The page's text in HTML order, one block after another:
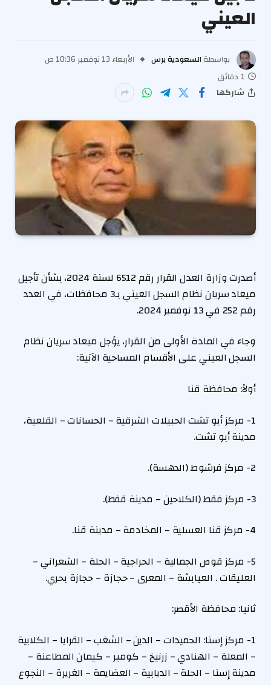
العيني
بواسطة السعودية برس
الأربعاء 13 نوفمبر 10:36 ص
1 دقائق
شاركها
أصدرت وزارة العدل القرار رقم 6512 لسنة 2024، بشأن تأجيل
ميعاد سريان نظام السجل العيني بـ3 محافظات، في العدد
رقم 252 في 13 نوفمبر 2024.
وجاء في المادة الأولى من القرار، يؤجل ميعاد سريان نظام
السجل العيني على الأقسام المساحية الآتية:
أولاً: محافظة قنا
1- مركز أبو تشت الحبيلات الشرقية – الحسانات – القلعية،
مدينة أبو تشت.
2- مركز فرشوط (الدهسة).
3- مركز فقط (الكلاحين – مدينة قفط).
4- مركز قنا العسلية – المخادمة – مدينة قنا.
5- مركز قوص الجمالية – الحراجية – الحلة – الشعراني –
العليقات . العيابشة – المعرى – حجازة – حجازة بحري.
ثانيا: محافظة الأقصر:
1- مركز إسنا: الحميدات – الدين – الشغب – القرايا – الكلابية
– المعلة – الهنادي – زرنيخ – كومير – كيمان المطاعنة –
مدينة إسنا – الحلة – الديابية – العضايمة – الغريرة – النجوع